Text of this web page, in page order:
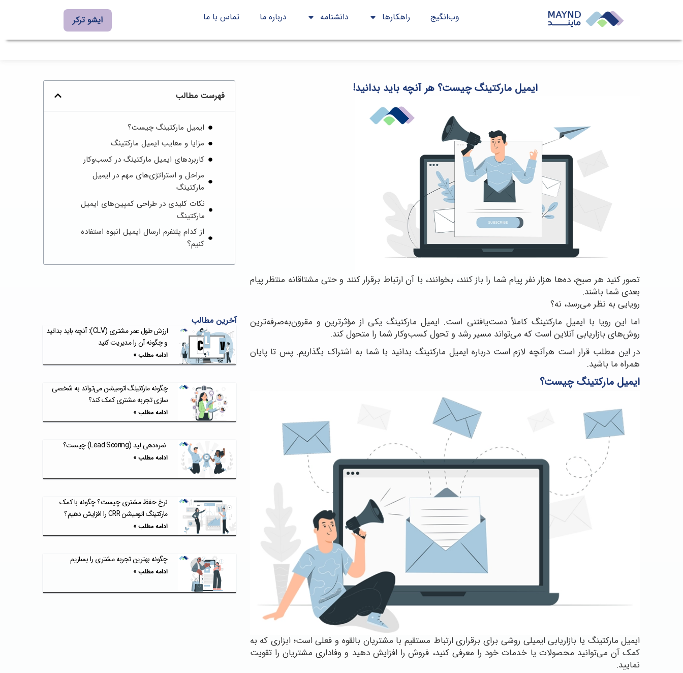
وب‌انگیج راهكارها دانشنامه درباره ما تماس با ما ایشو ترکر
ایمیل مارکتینگ چیست؟ هر آنچه باید بدانید!
تصور کنید هر صبح، ده‌ها هزار نفر پیام شما را باز کنند، بخوانند، با آن ارتباط برقرار کنند و حتی مشتاقانه منتظر پیام
بعدی شما باشند.
رویایی به نظر می‌رسد، نه؟
اما این رویا با ایمیل مارکتینگ کاملاً دست‌یافتنی است. ایمیل مارکتینگ یکی از مؤثرترین و مقرون‌به‌صرفه‌ترین
روش‌های بازاریابی آنلاین است که می‌تواند مسیر رشد و تحول کسب‌وکار شما را متحول کند.
در این مطلب قرار است هرآنچه لازم است درباره ایمیل مارکتینگ بدانید با شما به اشتراک بگذاریم. پس تا پایان
همراه ما باشید.
ایمیل مارکتینگ چیست؟
ایمیل مارکتینگ یا بازاریابی ایمیلی روشی برای برقراری ارتباط مستقیم با مشتریان بالقوه و فعلی است؛ ابزاری که به
کمک آن می‌توانید محصولات یا خدمات خود را معرفی کنید، فروش را افزایش دهید و وفاداری مشتریان را تقویت
نمایید.
فهرست مطالب
ایمیل مارکتینگ چیست؟
مزایا و معایب ایمیل مارکتینگ
کاربردهای ایمیل مارکتینگ در کسب‌وکار
مراحل و استراتژی‌های مهم در ایمیل
مارکتینگ
نکات کلیدی در طراحی کمپین‌های ایمیل
مارکتینگ
از کدام پلتفرم ارسال ایمیل انبوه استفاده
کنیم؟
آخرین مطالب
ارزش طول عمر مشتری (CLV): آنچه باید بدانید
و چگونه آن را مدیریت کنید
ادامه مطلب »
چگونه مارکتینگ اتومیشن می‌تواند به شخصی
سازی تجربه مشتری کمک کند؟
ادامه مطلب »
نمره‌دهی لید (Lead Scoring) چیست؟
ادامه مطلب »
نرخ حفظ مشتری چیست؟ چگونه با کمک
مارکتینگ اتومیشن CRR را افزایش دهیم؟
ادامه مطلب »
چگونه بهترین تجربه مشتری را بسازیم
ادامه مطلب »